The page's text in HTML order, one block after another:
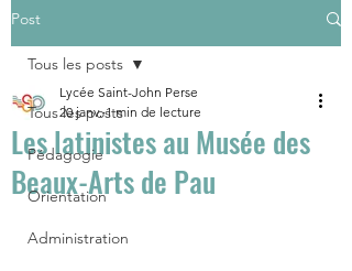
Post
Tous les posts
Pédagogie
Orientation
Administration
Tous les posts
Les latinistes au Musée des
Beaux-Arts de Pau
Lycée Saint-John Perse
20 janv. 1 min de lecture